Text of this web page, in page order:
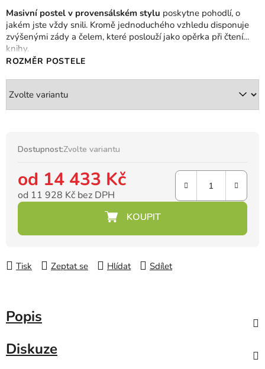
Masivní postel v provensálském stylu poskytne pohodlí, o
jakém jste vždy snili. Kromě jednoduchého vzhledu disponuje
zvýšenými zády a čelem, které poslouží jako opěrka při čtení
knihy.
ROZMĚR POSTELE
Dostupnost:Zvolte variantu
od 14 433 Kč
od 11 928 Kč bez DPH
Měrná cena:
Tisk Zeptat se Hlídat Sdílet
Popis
Diskuze